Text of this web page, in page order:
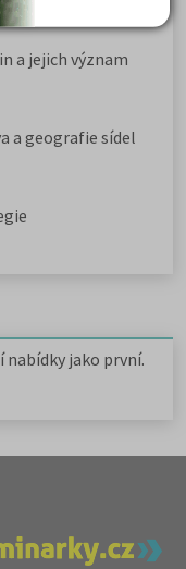
a jejich význam
a geografie sídel
jako první.